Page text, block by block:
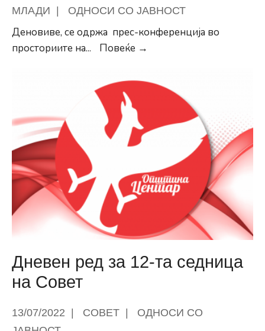
се
земјиште
МЛАДИ | ОДНОСИ СО ЈАВНОСТ
Деновиве, се одржа прес-конференција во
просториите на... Повеќе →
од
истражувањето
Младите
Општина
Центар
младите
во
општината
Дневен ред за 12-та седница
на Совет
13/07/2022 СОВЕТ
ОДНОСИ СО